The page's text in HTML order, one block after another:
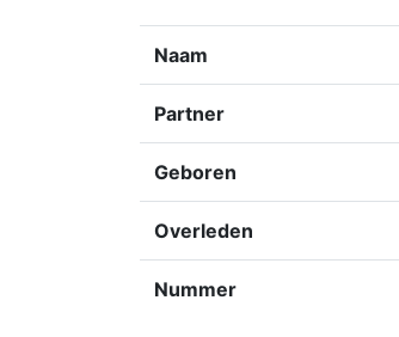
Naam
Partner
Geboren
Overleden
Nummer